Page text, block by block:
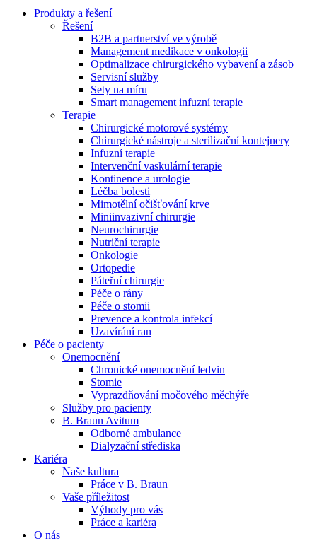
Produktový katalog​
Objevte naše produkty. Navštivte produktový katalog B.
Braun s našim kompletním produktovým portfoliem.
Odborné ambulance
Naše specializované ambulance jsou tu pro vás. Zvolte
specializaci a město, které potřebujete, a objednejte se do naší
ambulance.
Zůstaňte v dialogu s B. Braun. ​Kontaktujte nás.​
Produkty a řešení
Řešení
B2B a partnerství ve výrobě
Management medikace v onkologii
Optimalizace chirurgického vybavení a zásob
Servisní služby
Sety na míru
Smart management infuzní terapie​
Terapie
Chirurgické motorové systémy
Chirurgické nástroje a sterilizační kontejnery
Infuzní terapie
Intervenční vaskulární terapie
Kontinence a urologie
Léčba bolesti
Mimotělní očišťování krve
Miniinvazivní chirurgie
Neurochirurgie
Nutriční terapie
Onkologie
Ortopedie
Páteřní chirurgie
Péče o rány
Péče o stomii
Prevence a kontrola infekcí
Uzavírání ran
Péče o pacienty
Onemocnění
Chronické onemocnění ledvin
Stomie
Vyprazdňování močového měchýře
Služby pro pacienty
B. Braun Avitum
Odborné ambulance
Dialyzační střediska
Kariéra
Naše kultura
Práce v B. Braun
Vaše příležitost​
Výhody pro vás
Práce a kariéra
O nás